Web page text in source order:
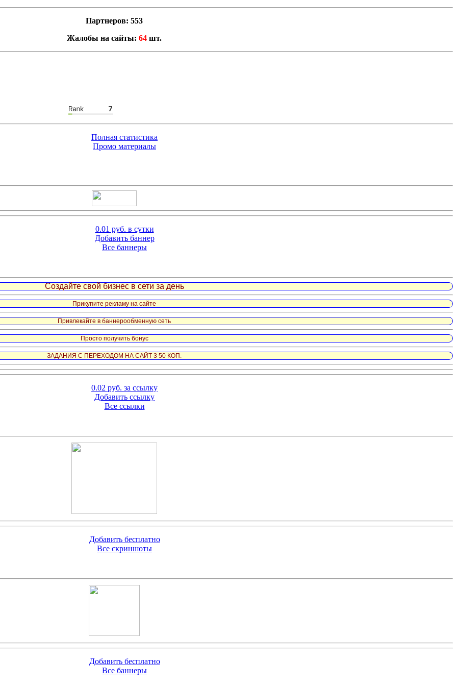
Партнеров: 553
Жалобы на сайты: 64 шт.
Полная статистика
Промо материалы
0.01 руб. в сутки
Добавить баннер
Все баннеры
Создайте свой бизнес в сети за день
Прикупите рекламу на сайте
Привлекайте в баннерообменную сеть
Просто получить бонус
ЗАДАНИЯ С ПЕРЕХОДОМ НА САЙТ 3 50 КОП.
0.02 руб. за ссылку
Добавить ссылку
Все ссылки
Добавить бесплатно
Все скриншоты
Добавить бесплатно
Все баннеры